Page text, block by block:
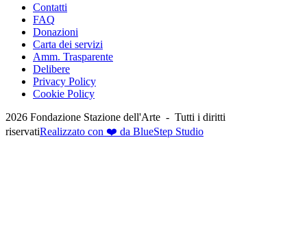
Contatti
FAQ
Donazioni
Carta dei servizi
Amm. Trasparente
Delibere
Privacy Policy
Cookie Policy
2026 Fondazione Stazione dell'Arte - Tutti i diritti
riservatiRealizzato con ❤️ da BlueStep Studio